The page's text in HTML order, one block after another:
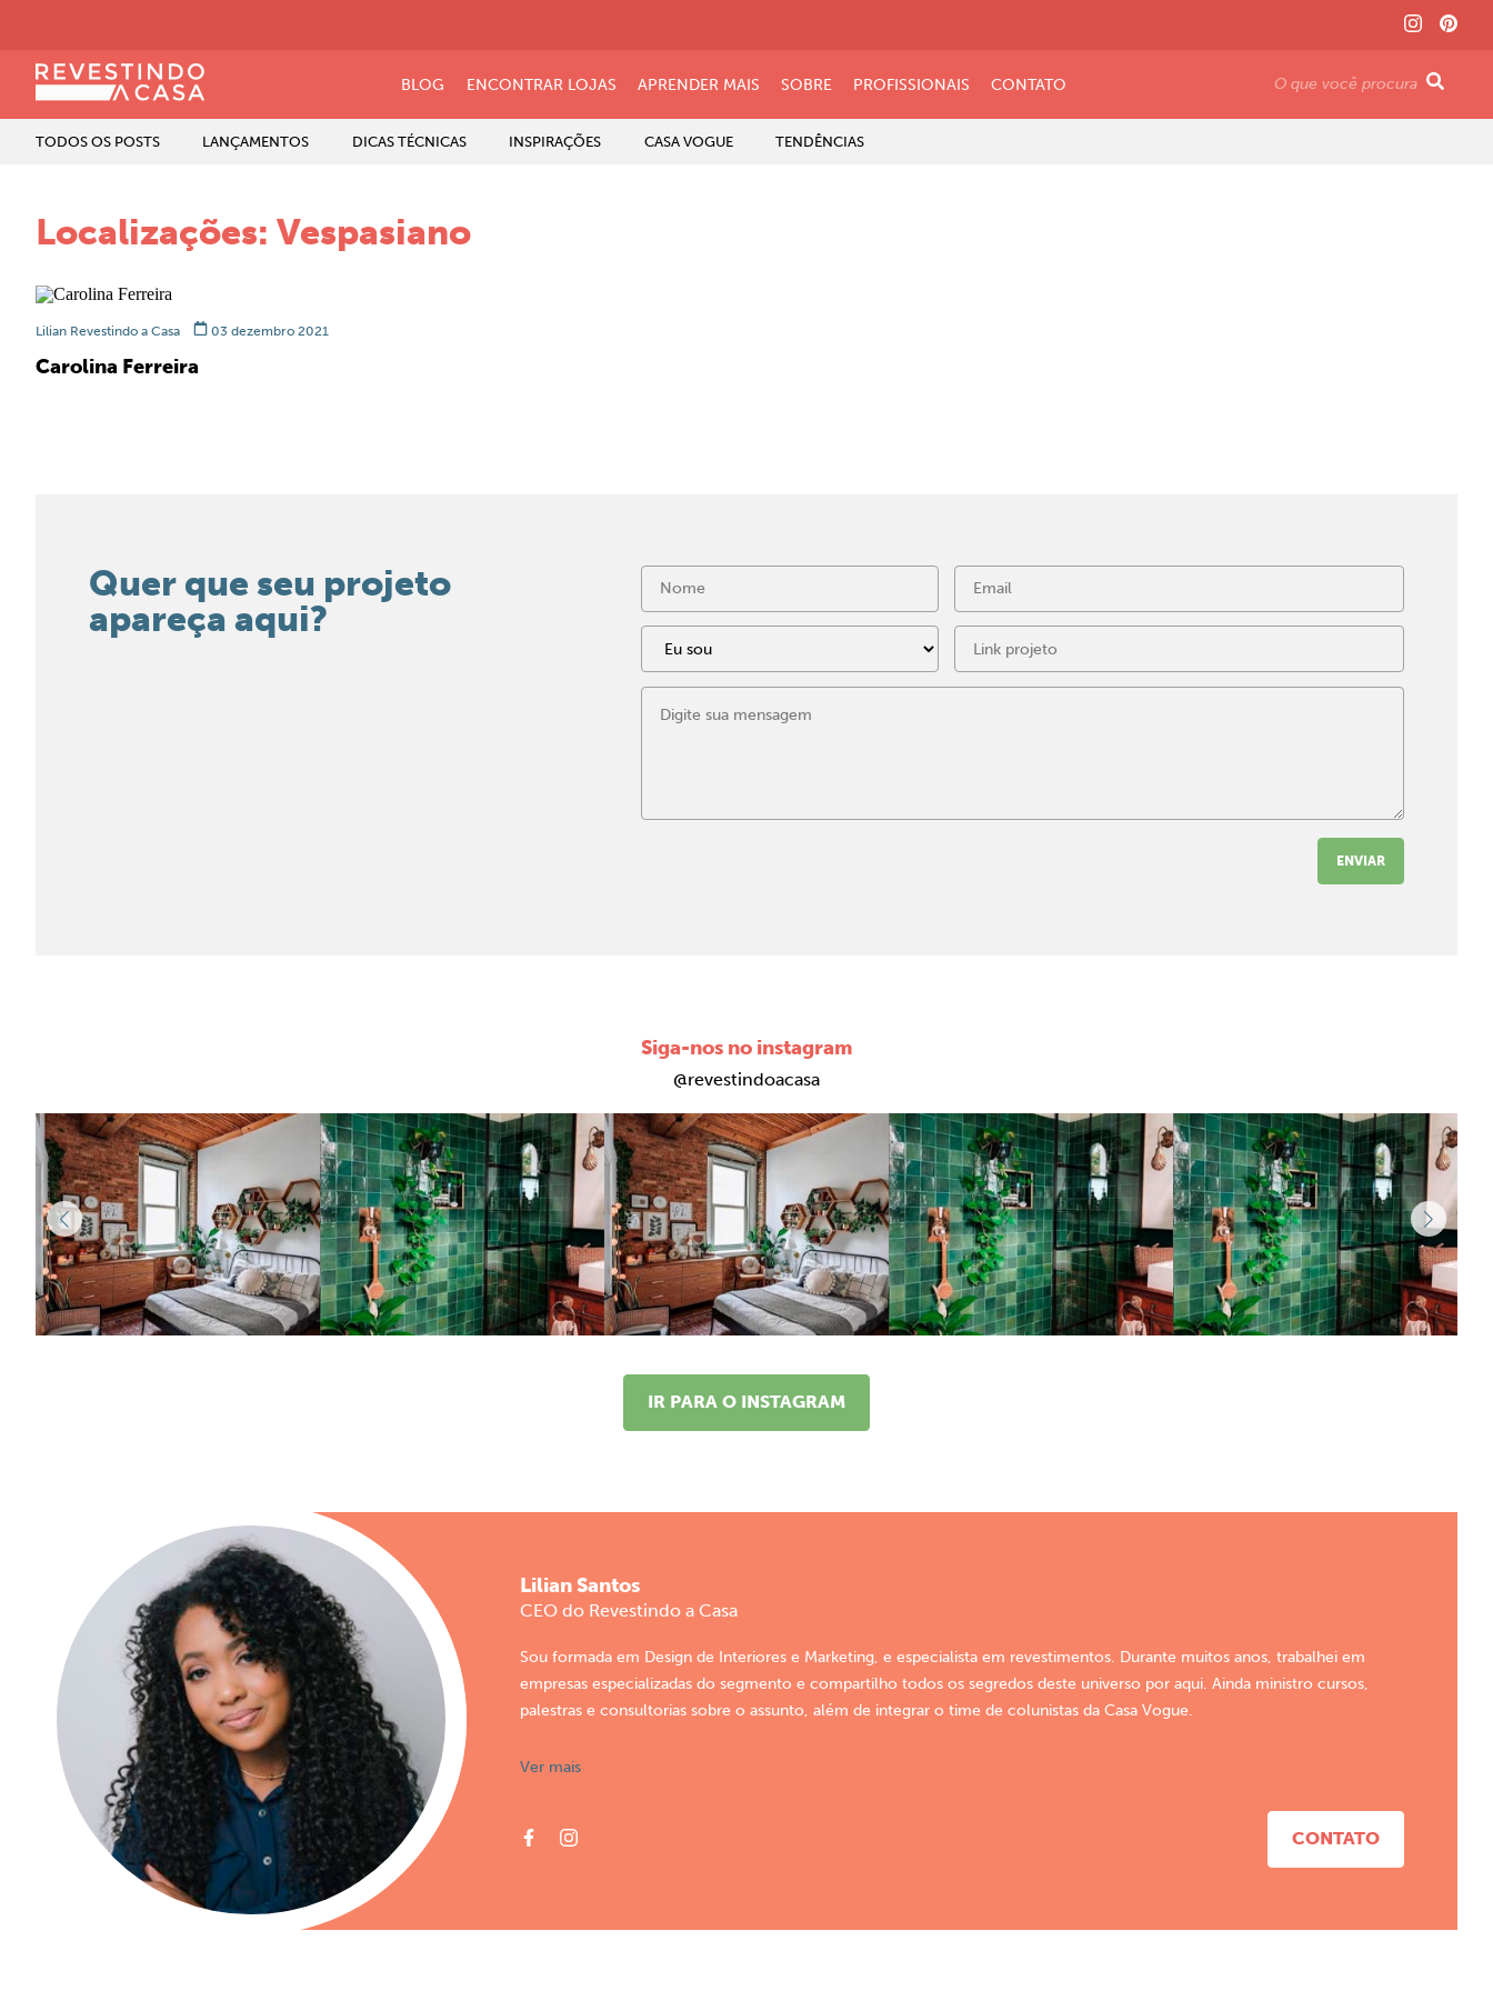
BLOG ENCONTRAR LOJAS APRENDER MAIS SOBRE PROFISSIONAIS CONTATO
TODOS OS POSTS LANÇAMENTOS DICAS TÉCNICAS INSPIRAÇÕES CASA VOGUE TENDÊNCIAS
Localizações: Vespasiano
Lilian Revestindo a Casa 03 dezembro 2021
Carolina Ferreira
Quer que seu projeto
apareça aqui?
ENVIAR
Siga-nos no instagram
@revestindoacasa
IR PARA O INSTAGRAM
Lilian Santos
CEO do Revestindo a Casa
Sou formada em Design de Interiores e Marketing, e especialista em revestimentos. Durante muitos anos, trabalhei em
empresas especializadas do segmento e compartilho todos os segredos deste universo por aqui. Ainda ministro cursos,
palestras e consultorias sobre o assunto, além de integrar o time de colunistas da Casa Vogue.
Ver mais
CONTATO